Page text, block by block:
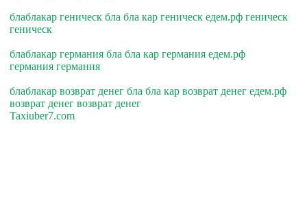
блаблакар геническ бла бла кар геническ едем.рф геническ
геническ
блаблакар германия бла бла кар германия едем.рф
германия германия
блаблакар возврат денег бла бла кар возврат денег едем.рф
возврат денег возврат денег
Taxiuber7.com